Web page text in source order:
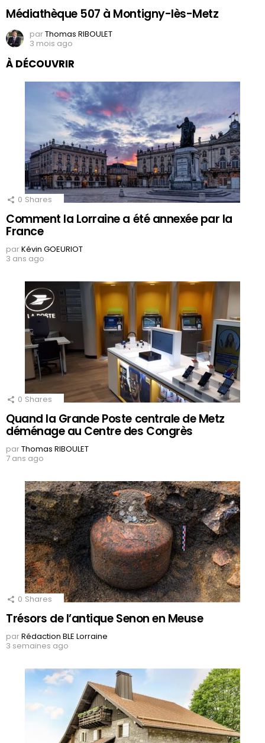
Médiathèque 507 à Montigny-lès-Metz
parThomas RIBOULET
3 mois ago
À DÉCOUVRIR
0 Shares
Comment la Lorraine a été annexée par la
France
parKévin GOEURIOT
3 ans ago
0 Shares
Quand la Grande Poste centrale de Metz
déménage au Centre des Congrès
parThomas RIBOULET
7 ans ago
0 Shares
Trésors de l’antique Senon en Meuse
parRédaction BLE Lorraine
3 semaines ago